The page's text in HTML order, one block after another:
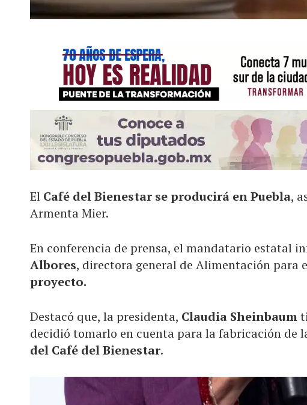
El Café del Bienestar se producirá en Puebla,
Armenta Mier.
En conferencia de prensa, el mandatario estatal
Albores, directora general de Alimentación para
proyecto.
Destacó que, la presidenta, Claudia Sheinbaum
decidió tomarlo en cuenta para la fabricación de
del Café del Bienestar.